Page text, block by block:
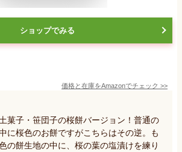
ショップでみる
価格と在庫をAmazonでチェック >>
菓子・笹団子の桜餅バージョン！普通の
に桜色のお餅ですがこちらはその逆。も
の餅生地の中に、桜の葉の塩漬けを練り